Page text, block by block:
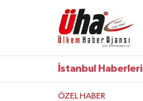
İstanbul Haberleri
ÖZEL HABER
İstanbul Nöbetçi Eczaneler
İstanbul Hava Durumu
İstanbul Namaz Vakitleri